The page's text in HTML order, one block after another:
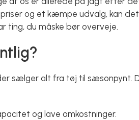
og et kæmpe udvalg, kan
ting, du måske bør overveje.
sælger alt fra tøj til sæsonpynt.
og lave omkostninger.